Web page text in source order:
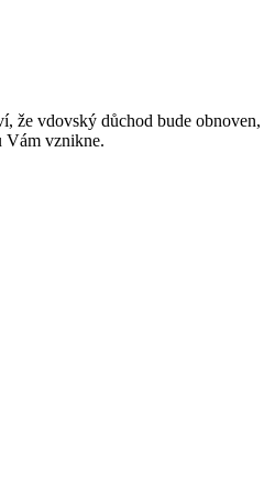
že vdovský důchod bude obnoven,
Vám vznikne.